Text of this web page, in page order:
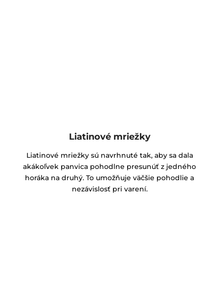
Liatinové mriežky
Liatinové mriežky sú navrhnuté tak, aby sa dala
akákoľvek panvica pohodlne presunúť z jedného
horáka na druhý. To umožňuje väčšie pohodlie a
nezávislosť pri varení.